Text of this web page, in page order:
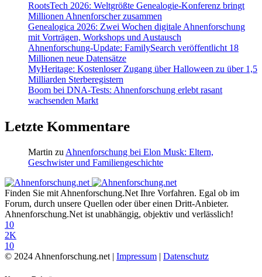
RootsTech 2026: Weltgrößte Genealogie-Konferenz bringt
Millionen Ahnenforscher zusammen
Genealogica 2026: Zwei Wochen digitale Ahnenforschung
mit Vorträgen, Workshops und Austausch
Ahnenforschung-Update: FamilySearch veröffentlicht 18
Millionen neue Datensätze
MyHeritage: Kostenloser Zugang über Halloween zu über 1,5
Milliarden Sterberegistern
Boom bei DNA-Tests: Ahnenforschung erlebt rasant
wachsenden Markt
Letzte Kommentare
Martin zu Ahnenforschung bei Elon Musk: Eltern,
Geschwister und Familiengeschichte
Finden Sie mit Ahnenforschung.Net Ihre Vorfahren. Egal ob im
Forum, durch unsere Quellen oder über einen Dritt-Anbieter.
Ahnenforschung.Net ist unabhängig, objektiv und verlässlich!
10
2K
10
© 2024 Ahnenforschung.net | Impressum | Datenschutz